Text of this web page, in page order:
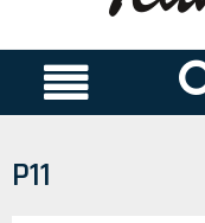
P11